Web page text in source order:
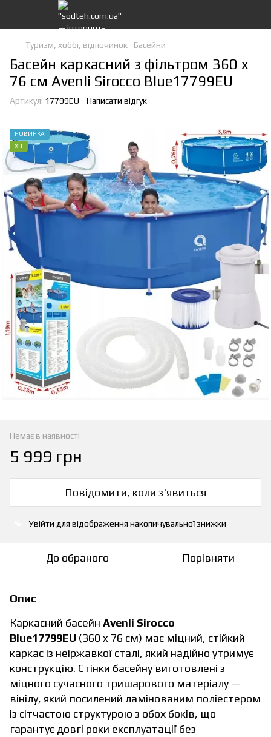
Туризм, хоббі, відпочинок Басейни
Басейн каркасний з фільтром 360 x
76 см Avenli Sirocco Blue17799EU
Артикул: 17799EU Написати відгук
НОВИНКА
ХІТ
Немає в наявності
5 999 грн
Повідомити, коли з'явиться
Увійти для відображення накопичувальної знижки
До обраного Порівняти
Опис
Каркасний басейн Avenli Sirocco
Blue17799EU (360 x 76 см) має міцний, стійкий
каркас із неіржавкої сталі, який надійно утримує
конструкцію. Стінки басейну виготовлені з
міцного сучасного тришарового матеріалу —
вінілу, який посилений ламінованим поліестером
із сітчастою структурою з обох боків, що
гарантує довгі роки експлуатації без